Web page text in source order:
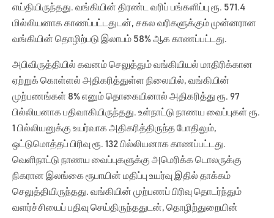
எய்தியிருந்தது. வங்கியின் திரண்ட வரிப் பங்களிப்பு ரூ. 571.4
மில்லியனாக காணப்பட்டதுடன், சகல வரிகளுக்கும் முன்னரான
வங்கியின் தொழிற்படு இலாபம் 58% ஆக காணப்பட்டது.
அபிவிருத்தியில் கவனம் செலுத்தும் வங்கியியல் மாதிரிக்கான
ஏற்றுக் கொள்ளல் அதிகரித்துள்ள நிலையில், வங்கியின்
முற்பணங்கள் 8% எனும் தொகையினால் அதிகரித்து ரூ. 97
பில்லியனாக பதிவாகியிருந்தது. உள்நாட்டு நாணய வைப்புகள் ரூ.
1 பில்லியனுக்கு உயர்வாக அதிகரித்திருந்த போதிலும்,
ஒட்டுமொத்தப் பிரிவு ரூ. 132 பில்லியனாக காணப்பட்டது.
வெளிநாட்டு நாணய வைப்புகளுக்கு அமெரிக்க டொலருக்கு
நிகரான இலங்கை ரூபாயின் மதிப்பு உயர்வு இதில் தாக்கம்
செலுத்தியிருந்தது. வங்கியின் முற்பணப் பிரிவு தொடர்ந்தும்
வளர்ச்சியைப் பதிவு செய்திருந்ததுடன், தொழிற்துறையின்